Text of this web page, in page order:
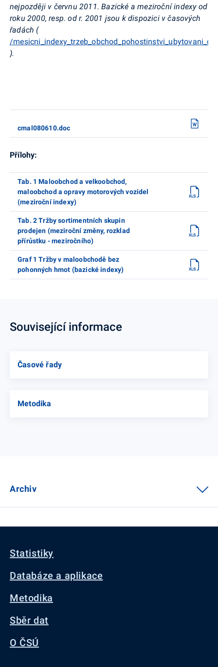
nejpozději v červnu 2011. Bazické a meziroční indexy od
roku 2000, resp. od r. 2001 jsou k dispozici v časových
řadách (
/
).
cmal080610.doc
Přílohy:
Tab. 1 Maloobchod a velkoobchod,
maloobchod a opravy motorových vozidel
(meziroční indexy)
Tab. 2 Tržby sortimentních skupin
prodejen (meziroční změny, rozklad
přírůstku - meziročního)
Graf 1 Tržby v maloobchodě bez
pohonných hmot (bazické indexy)
Související informace
Časové řady
Metodika
Archiv
Statistiky
Databáze a aplikace
Metodika
Sběr dat
O ČSÚ